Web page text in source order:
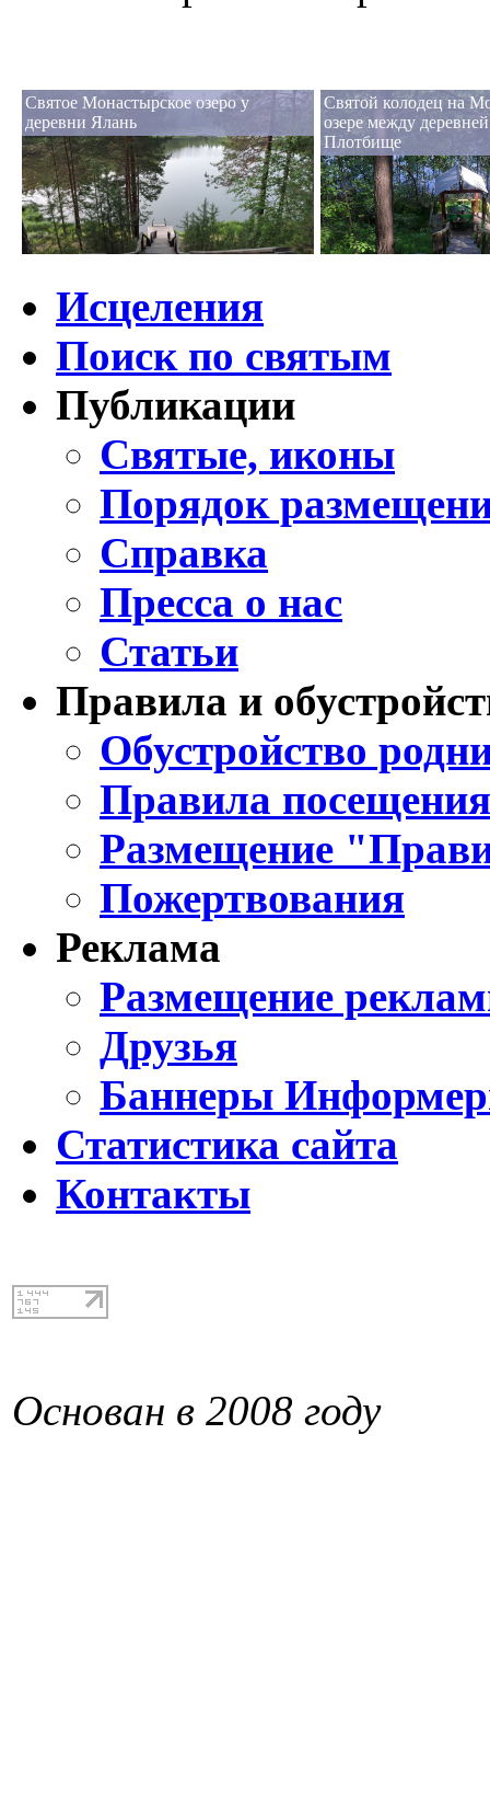
Святое Монастырское озеро у
деревни Ялань
Святой колодец на
озере между
Плотбище
Исцеления
Поиск по святым
Публикации
Святые, иконы
Порядок
Справка
Пресса о нас
Статьи
Правила и
Обустройство
Правила
Размещение
Пожертвования
Реклама
Размещение
Друзья
Баннеры
Статистика сайта
Контакты
Основан в 2008 году